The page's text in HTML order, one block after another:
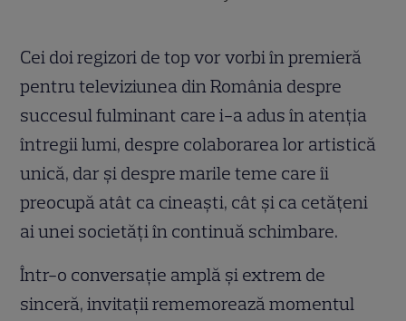
Cei doi regizori de top vor vorbi în premieră
pentru televiziunea din România despre
succesul fulminant care i-a adus în atenția
întregii lumi, despre colaborarea lor artistică
unică, dar și despre marile teme care îi
preocupă atât ca cineaști, cât și ca cetățeni
ai unei societăți în continuă schimbare.
Într-o conversație amplă și extrem de
sinceră, invitații rememorează momentul